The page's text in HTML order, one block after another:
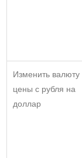
Изменить валюту
цены с рубля на
доллар